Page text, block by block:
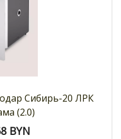
Сибирь-20 ЛРК
(2.0)
BYN